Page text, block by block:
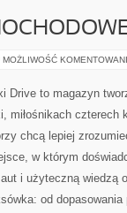
MOŻLIWOŚĆ
Drive to magazyn
miłośnikach czterech
chcą lepiej
w którym
i użyteczną wiedzą
od